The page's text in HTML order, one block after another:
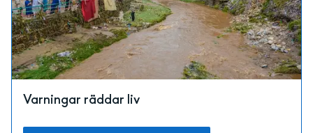
Varningar räddar liv